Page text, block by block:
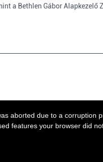
a Bethlen Gábor Alapkezelő
aborted due to a corruption
features your browser did